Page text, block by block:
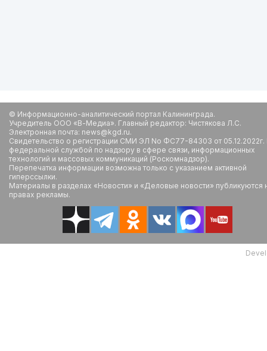
© Информационно-аналитический портал Калининграда.
Учредитель ООО «В-Медиа». Главный редактор: Чистякова Л.С.
Электронная почта: news@kgd.ru.
Свидетельство о регистрации СМИ ЭЛ No ФС77-84303 от
федеральной службой по надзору в сфере связи, информационных
технологий и массовых коммуникаций (Роскомнадзор).
Перепечатка информации возможна только с указанием активной
гиперссылки.
Материалы в разделах «Новости» и «Деловые новости» публикуются
правах рекламы.